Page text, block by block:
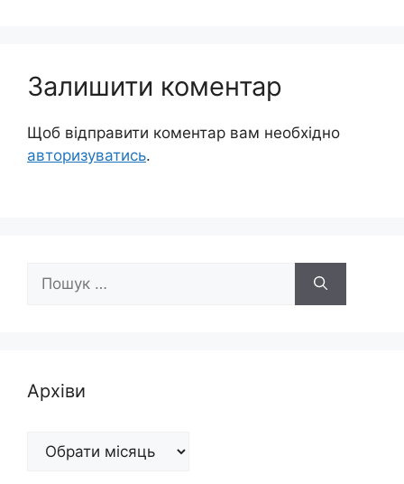
Залишити коментар
Щоб відправити коментар вам необхідно
авторизуватись.
Архіви
Архіви